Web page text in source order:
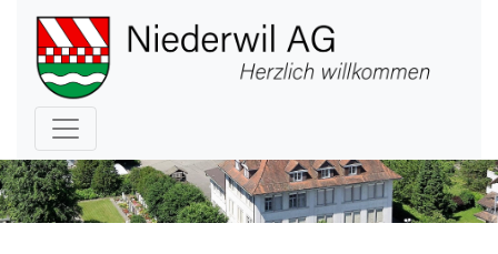
Hauptnavigation